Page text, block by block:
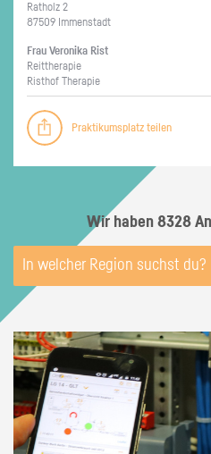
Ra­t­holz 2
87509 Im­men­stadt
Frau Ve­ro­ni­ka Rist
Reit­the­ra­pie
Ris­t­hof The­ra­pie
Praktikumsplatz teilen
Wir haben 8328